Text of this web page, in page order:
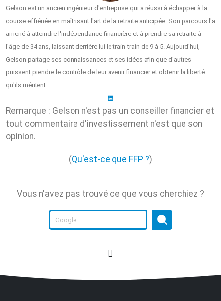
Gelson est un ancien ingénieur d'entreprise qui a réussi à échapper à la
course effrénée en maîtrisant l'art de la retraite anticipée. Son parcours l'a
amené à atteindre l'indépendance financière et à prendre sa retraite à
l'âge de 34 ans, laissant derrière lui le train-train de 9 à 5. Aujourd'hui,
Gelson partage ses connaissances et ses idées afin que d'autres
puissent prendre le contrôle de leur avenir financier et obtenir la liberté
qu'ils méritent.
Remarque : Gelson n'est pas un conseiller financier et
tout commentaire d'investissement n'est que son
opinion.
(Qu'est-ce que FFP ?)
Vous n'avez pas trouvé ce que vous cherchiez ?